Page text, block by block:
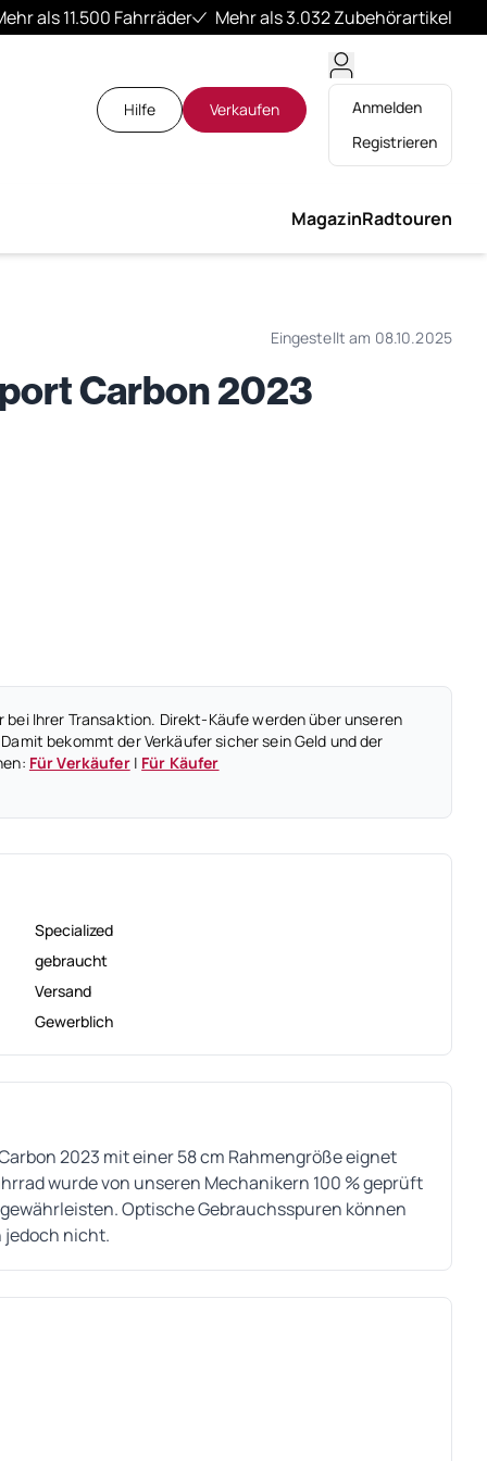
als 11.500 Fahrräder Mehr als 3.032 Zubehörartikel
Hilfe Verkaufen
Anmelden
Registrieren
MagazinRadtouren
Eingestellt am 08.10.2025
Carbon 2023
Ihrer Transaktion. Direkt-Käufe werden über unseren
bekommt der Verkäufer sicher sein Geld und der
Für Verkäufer| Für Käufer
Specialized
gebraucht
Versand
Gewerblich
2023 mit einer 58 cm Rahmengröße eignet
wurde von unseren Mechanikern 100 % geprüft
Optische Gebrauchsspuren können
jedoch nicht.